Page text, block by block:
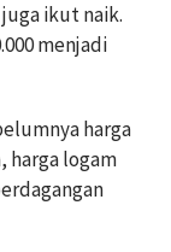
ikut naik.
menjadi
harga
harga logam